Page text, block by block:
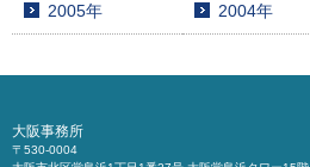
2005年 2004年
大阪事務所
〒530-0004